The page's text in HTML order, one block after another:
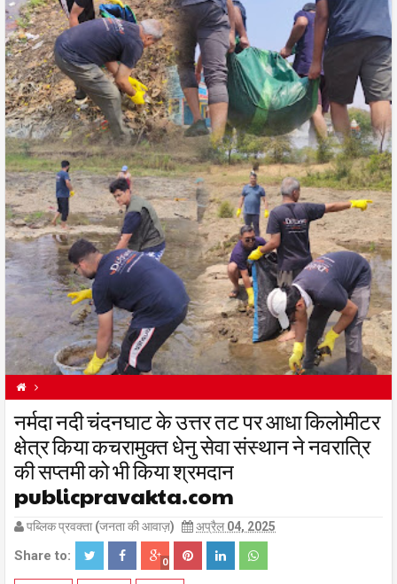
ANUPPUR NEWS BREAKING FEATURED NEWS
नर्मदा नदी चंदनघाट के उत्तर तट पर आधा किलोमीटर
क्षेत्र किया कचरामुक्त धेनु सेवा संस्थान ने नवरात्रि
की सप्तमी को भी किया श्रमदान
publicpravakta.com
पब्लिक प्रवक्ता (जनता की आवाज़) अप्रैल 04, 2025
Share to: 0